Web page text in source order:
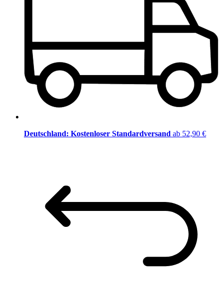
Deutschland: Kostenloser Standardversand ab 52,90 €